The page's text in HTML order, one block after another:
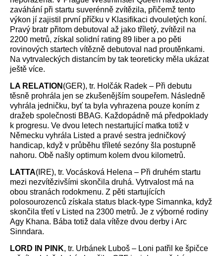
zaváhání při startu suverénně zvítězila, přičemž tento
výkon jí zajistil první příčku v Klasifikaci dvouletých koní.
Pravý bratr přitom debutoval až jako tříletý, zvítězil na
2200 metrů, získal solidní rating 89 liber a po pěti
rovinových startech vítězně debutoval nad proutěnkami.
Na vytrvaleckých distancím by tak teoreticky měla ukázat
ještě více.
LA RELATION (GER), tr. Holčák Radek – Při debutu
těsně prohrála jen se zkušenějším soupeřem. Následně
vyhrála jedničku, byť ta byla vyhrazena pouze koním z
dražeb společnosti BBAG. Každopádně má předpoklady
k progresu. Ve dvou letech nestartující matka totiž v
Německu vyhrála Listed a pravé sestra jedničkový
handicap, když v průběhu tříleté sezóny šla postupně
nahoru. Obě našly optimum kolem dvou kilometrů.
LATTA(IRE), tr. Vocásková Helena – Při druhém startu
mezi nezvítězivšími skončila druhá. Vytrvalost má na
obou stranách rodokmenu. Z pěti startujících
polosourozenců získala status black-type Simannka, když
skončila třetí v Listed na 2300 metrů. Je z výborné rodiny
Agy Khana. Bába totiž dala vítěze dvou derby i Arc
Sinndara.
LORD IN PINK, tr. Urbánek Luboš – Loni patřil ke špičce